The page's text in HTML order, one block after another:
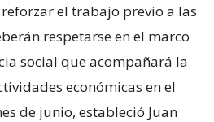
el trabajo previo a las
respetarse en el marco
social que acompañará la
económicas en el
de junio, estableció Juan